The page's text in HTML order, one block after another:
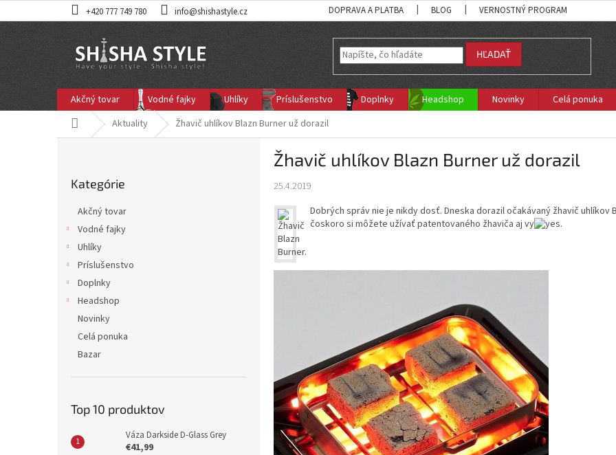
na
+420 777 749 780 info@shishastyle.cz DOPRAVA A PLATBA BLOG VERNOSTNÝ PROGRAM
HĽADAŤ
Akčný tovar Vodné fajky Uhlíky Príslušenstvo Doplnky Headshop Novinky Celá ponuka
DomovAktuality Žhavič uhlíkov Blazn Burner už dorazil
kategórie
Kategórie
Akčný tovar
Vodné fajky
Uhlíky
Príslušenstvo
Doplnky
Headshop
Novinky
Celá ponuka
Bazar
Top 10 produktov
Váza Darkside D-Glass Grey
€41,99
Žhavič uhlíkov Blazn Burner už dorazil
25.4.2019
Dobrých správ nie je nikdy dosť. Dneska dorazil očakávaný žhavič uhlíkov
čoskoro si môžete užívať patentovaného žhaviča aj vy
.